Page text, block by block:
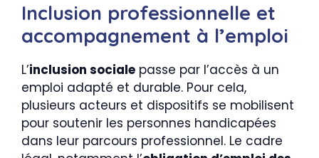
Inclusion professionnelle et
accompagnement à l’emploi
L’inclusion sociale passe par l’accès à un
emploi adapté et durable. Pour cela,
plusieurs acteurs et dispositifs se mobilisent
pour soutenir les personnes handicapées
dans leur parcours professionnel. Le cadre